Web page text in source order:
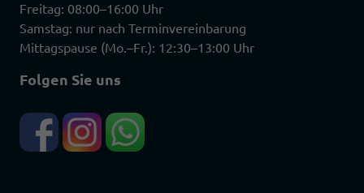
Freitag: 08:00–16:00 Uhr
Samstag: nur nach Terminvereinbarung
Mittagspause (Mo.–Fr.): 12:30–13:00 Uhr
Folgen Sie uns